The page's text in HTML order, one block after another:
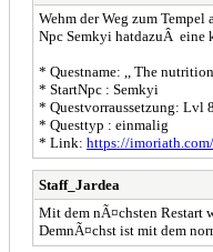
Wehm der Weg zum
Npc Semkyi hatdazuÂ eine
* Questname: ,, The nutrition
* StartNpc : Semkyi
* Questvorraussetzung: Lvl
* Questtyp : einmalig
* Link: https://
Staff_Jardea
Mit dem nÃ¤chsten Restart
DemnÃ¤chst ist mit dem